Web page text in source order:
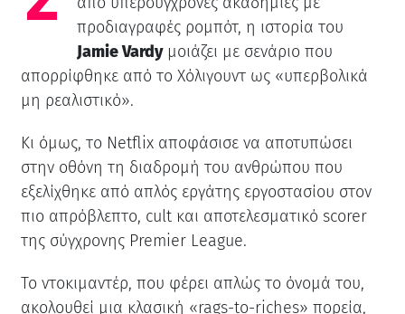
προδιαγραφές ρομπότ, η ιστορία του
Jamie Vardyμοιάζει με σενάριο που
απορρίφθηκε από το Χόλιγουντ ως «υπερβολικά
μη ρεαλιστικό».
Κι όμως, το Netflix αποφάσισε να αποτυπώσει
στην οθόνη τη διαδρομή του ανθρώπου που
εξελίχθηκε από απλός εργάτης εργοστασίου στον
πιο απρόβλεπτο, cult και αποτελεσματικό scorer
της σύγχρονης Premier League.
Το ντοκιμαντέρ, που φέρει απλώς το όνομά του,
ακολουθεί μια κλασική «rags-to-riches» πορεία,